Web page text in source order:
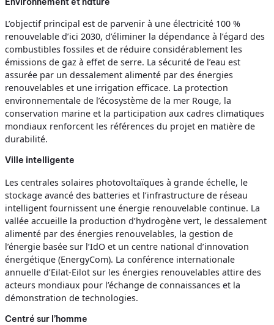
L’objectif principal est de parvenir à une électricité 100 %
renouvelable d’ici 2030, d’éliminer la dépendance à l’égard des
combustibles fossiles et de réduire considérablement les
émissions de gaz à effet de serre. La sécurité de l’eau est
assurée par un dessalement alimenté par des énergies
renouvelables et une irrigation efficace. La protection
environnementale de l’écosystème de la mer Rouge, la
conservation marine et la participation aux cadres climatiques
mondiaux renforcent les références du projet en matière de
durabilité.
Ville intelligente
Les centrales solaires photovoltaïques à grande échelle, le
stockage avancé des batteries et l’infrastructure de réseau
intelligent fournissent une énergie renouvelable continue. La
vallée accueille la production d’hydrogène vert, le dessalement
alimenté par des énergies renouvelables, la gestion de
l’énergie basée sur l’IdO et un centre national d’innovation
énergétique (EnergyCom). La conférence internationale
annuelle d’Eilat-Eilot sur les énergies renouvelables attire des
acteurs mondiaux pour l’échange de connaissances et la
démonstration de technologies.
Centré sur l’homme